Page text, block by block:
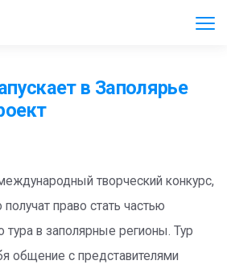
в Заполярье
творческий конкурс,
право стать частью
тура в заполярные регионы. Тур
общение с представителями